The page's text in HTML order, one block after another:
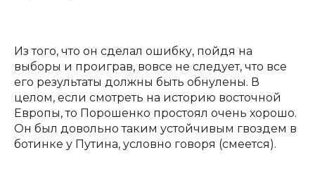
Из того, что он сделал ошибку, пойдя на
выборы и проиграв, вовсе не следует, что все
его результаты должны быть обнулены. В
целом, если смотреть на историю восточной
Европы, то Порошенко простоял очень хорошо.
Он был довольно таким устойчивым гвоздем в
ботинке у Путина, условно говоря (смеется).